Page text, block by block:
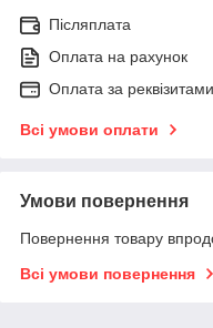
Післяплата
Оплата на рахунок
Оплата за реквізитами
Всі умови оплати
Умови повернення
Повернення товару
Всі умови повернення